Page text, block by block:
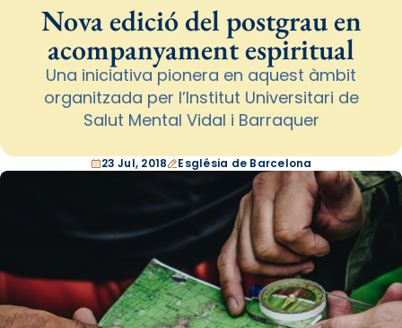
Nova edició del postgrau en
acompanyament espiritual
Una iniciativa pionera en aquest àmbit
organitzada per l’Institut Universitari de
Salut Mental Vidal i Barraquer
23 Jul, 2018 Església de Barcelona